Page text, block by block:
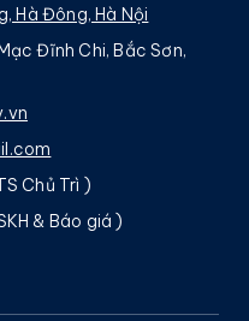
Hà Đông, Hà Nội
Đĩnh Chi, Bắc Sơn,
Chủ Trì )
& Báo giá )